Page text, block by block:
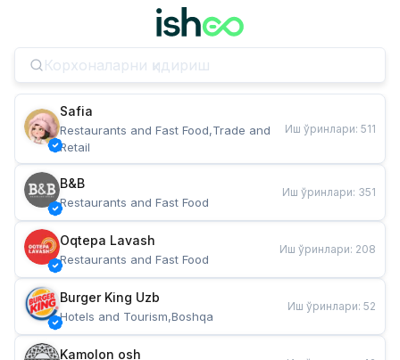
Safia
Restaurants and Fast Food,Trade and
Retail
Иш ўринлари: 511
B&B
Restaurants and Fast Food
Иш ўринлари: 351
Oqtepa Lavash
Restaurants and Fast Food
Иш ўринлари: 208
Burger King Uzb
Hotels and Tourism,Boshqa
Иш ўринлари: 52
Kamolon osh